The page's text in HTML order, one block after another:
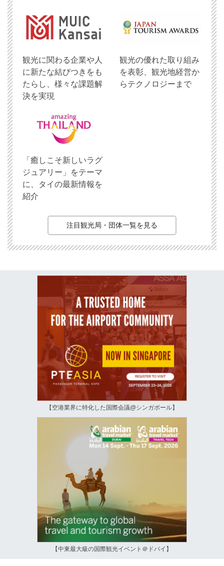
観光に関わる企業や人
に新たな結びつきをも
たらし、様々な課題解
決を実現
観光の優れた取り組み
を表彰、観光地経営か
らテクノロジーまで
「癒しこそ新しいラグ
ジュアリー」をテーマ
に、タイの最新情報を
紹介
注目観光局・団体一覧を見る
【空港業界に特化した国際会議@シンガポール】
【中東最大級の国際観光イベント＠ドバイ】